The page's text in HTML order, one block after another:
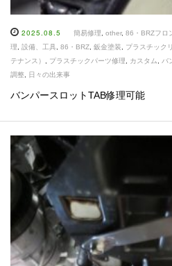
2025.08.5 簡易修理 other, 86・BRZフロ
理
設備、工具 86・BRZ 鈑金塗装 プラスチック
テナンス）
プラスチックパーツ修理 カスタム バ
調整
日々の出来事
バンパースロットTAB修理可能